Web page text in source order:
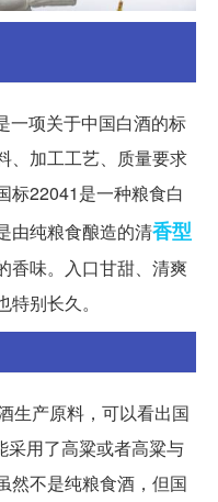
一项关于中国白酒的标
、加工工艺、质量要求
标22041是一种粮食白
由纯粮食酿造的清香型
香味。入口甘甜、清爽
别长久。
生产原料，可以看出国
采用了高粱或者高粱与
然不是纯粮食酒，但国